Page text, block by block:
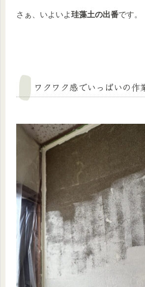
さぁ、いよいよ珪藻土の出番です。
ワクワク感でいっぱいの作